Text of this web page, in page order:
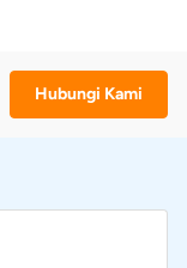
Hubungi Kami